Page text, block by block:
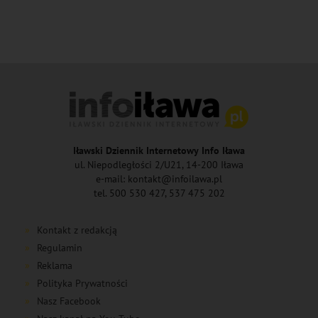
Iławski Dziennik Internetowy Info Iława
ul. Niepodległości 2/U21, 14-200 Iława
e-mail: kontakt@infoilawa.pl
tel. 500 530 427, 537 475 202
Kontakt z redakcją
Regulamin
Reklama
Polityka Prywatności
Nasz Facebook